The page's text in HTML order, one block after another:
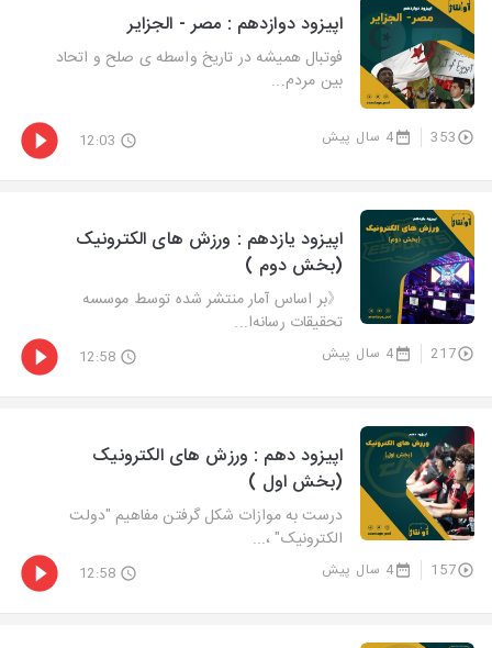
اپیزود دوازدهم : مصر - الجزایر
فوتبال همیشه در تاریخ واسطه ی صلح و اتحاد
بین مردم...
353 4 سال پیش 12:03
اپیزود یازدهم : ورزش های الکترونیک
(بخش دوم )
《بر اساس آمار منتشر شده توسط موسسه
تحقیقات رسانه‌ا...
217 4 سال پیش 12:58
اپیزود دهم : ورزش های الکترونیک
(بخش اول )
درست به موازات شکل گرفتن مفاهیم "دولت
الکترونیک" ،...
157 4 سال پیش 12:58